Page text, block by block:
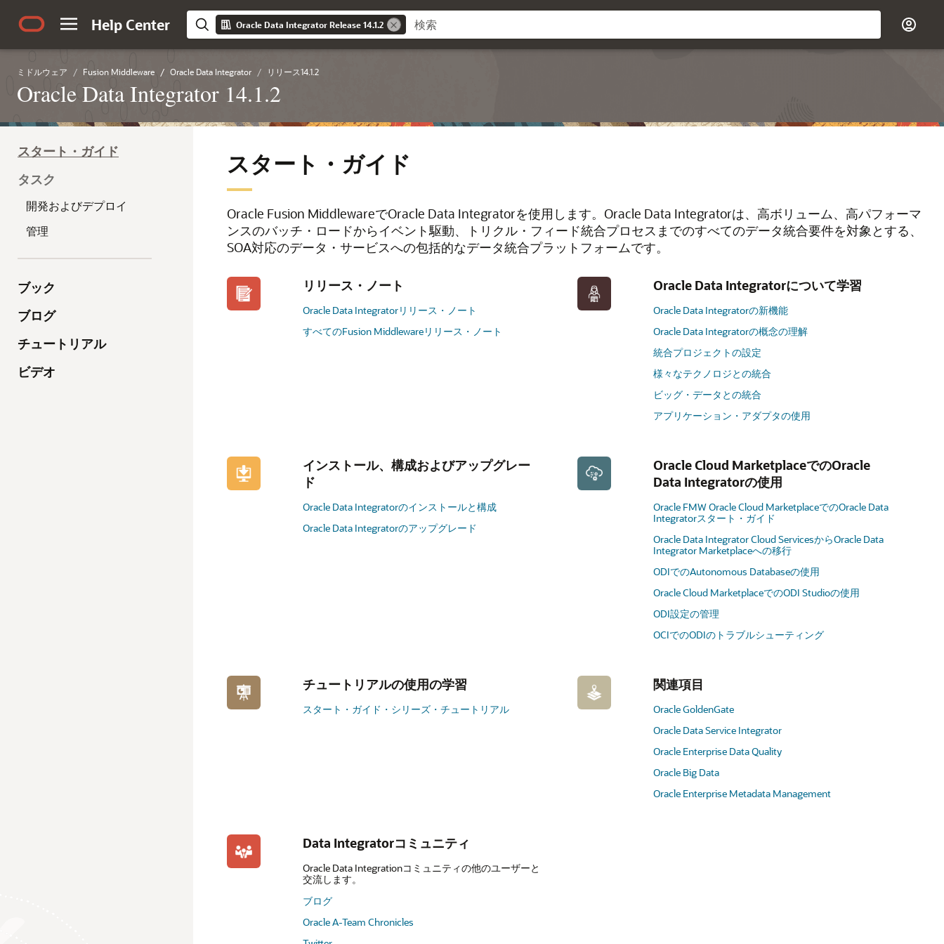
Help Center Oracle Data Integrator Release 14.1.2
ミドルウェア Fusion Middleware Oracle Data Integrator リリース14.1.2
Oracle Data Integrator 14.1.2
スタート・ガイド
タスク
開発およびデプロイ
管理
ブック
ブログ
チュートリアル
ビデオ
スタート・ガイド
Oracle Fusion MiddlewareでOracle Data Integratorを使用します。Oracle Data Integratorは、高ボリューム、高パフォーマ
ンスのバッチ・ロードからイベント駆動、トリクル・フィード統合プロセスまでのすべてのデータ統合要件を対象とする、
SOA対応のデータ・サービスへの包括的なデータ統合プラットフォームです。
リリース・ノート
Oracle Data Integratorリリース・ノート
すべてのFusion Middlewareリリース・ノート
Oracle Data Integratorについて学習
Oracle Data Integratorの新機能
Oracle Data Integratorの概念の理解
統合プロジェクトの設定
様々なテクノロジとの統合
ビッグ・データとの統合
アプリケーション・アダプタの使用
インストール、構成およびアップグレー
ド
Oracle Data Integratorのインストールと構成
Oracle Data Integratorのアップグレード
Oracle Cloud MarketplaceでのOracle
Data Integratorの使用
Oracle FMW Oracle Cloud MarketplaceでのOracle Data
Integratorスタート・ガイド
Oracle Data Integrator Cloud ServicesからOracle Data
Integrator Marketplaceへの移行
ODIでのAutonomous Databaseの使用
Oracle Cloud MarketplaceでのODI Studioの使用
ODI設定の管理
OCIでのODIのトラブルシューティング
チュートリアルの使用の学習
スタート・ガイド・シリーズ・チュートリアル
関連項目
Oracle GoldenGate
Oracle Data Service Integrator
Oracle Enterprise Data Quality
Oracle Big Data
Oracle Enterprise Metadata Management
Data Integratorコミュニティ
Oracle Data Integrationコミュニティの他のユーザーと
交流します。
ブログ
Oracle A-Team Chronicles